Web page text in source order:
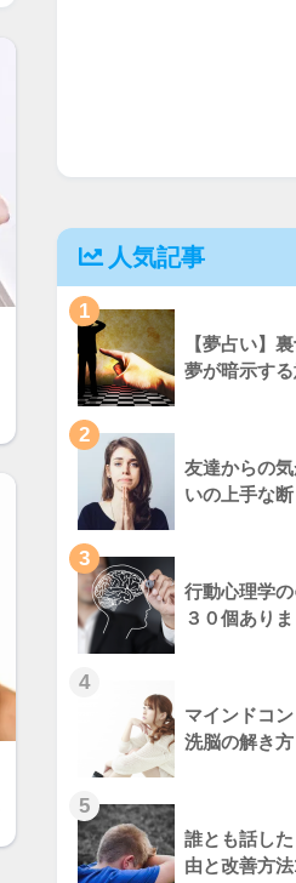
人気記事
1
【夢占い】
夢が暗示す
2
友達からの
いの上手な
3
行動心理学
３０個あり
4
マインドコン
洗脳の解き方
5
誰とも話し
由と改善方